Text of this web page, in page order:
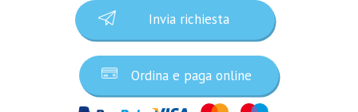
Invia richiesta
Ordina e paga online